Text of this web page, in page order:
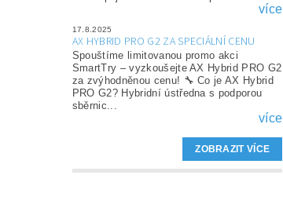
více
17.8.2025
AX HYBRID PRO G2 ZA SPECIÁLNÍ CENU
Spouštíme limitovanou promo akci
SmartTry – vyzkoušejte AX Hybrid PRO G2
za zvýhodněnou cenu! 🔧 Co je AX Hybrid
PRO G2? Hybridní ústředna s podporou
sběrnic...
více
ZOBRAZIT VÍCE